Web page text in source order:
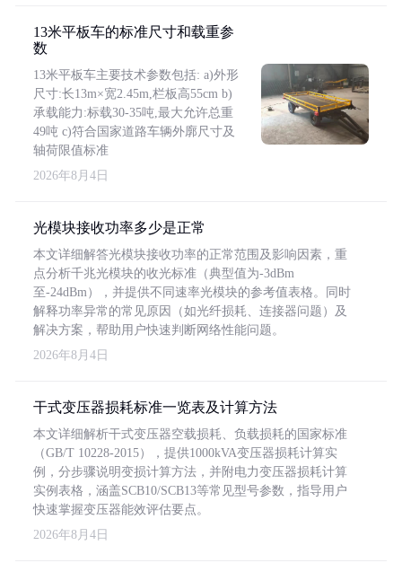
13米平板车的标准尺寸和载重参
数
13米平板车主要技术参数包括: a)外形
尺寸:长13m×宽2.45m,栏板高55cm b)
承载能力:标载30-35吨,最大允许总重
49吨 c)符合国家道路车辆外廓尺寸及
轴荷限值标准
2026年8月4日
光模块接收功率多少是正常
本文详细解答光模块接收功率的正常范围及影响因素，重
点分析千兆光模块的收光标准（典型值为-3dBm
至-24dBm），并提供不同速率光模块的参考值表格。同时
解释功率异常的常见原因（如光纤损耗、连接器问题）及
解决方案，帮助用户快速判断网络性能问题。
2026年8月4日
干式变压器损耗标准一览表及计算方法
本文详细解析干式变压器空载损耗、负载损耗的国家标准
（GB/T 10228-2015），提供1000kVA变压器损耗计算实
例，分步骤说明变损计算方法，并附电力变压器损耗计算
实例表格，涵盖SCB10/SCB13等常见型号参数，指导用户
快速掌握变压器能效评估要点。
2026年8月4日